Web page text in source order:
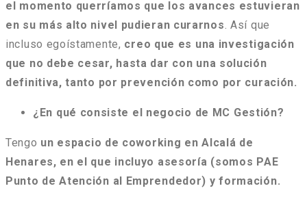
el momento querríamos que los avances estuvieran
en su más alto nivel pudieran curarnos. Así que
incluso egoístamente, creo que es una investigación
que no debe cesar, hasta dar con una solución
definitiva, tanto por prevención como por curación.
¿En qué consiste el negocio de MC Gestión?
Tengo un espacio de coworking en Alcalá de
Henares, en el que incluyo asesoría (somos PAE
Punto de Atención al Emprendedor) y formación.